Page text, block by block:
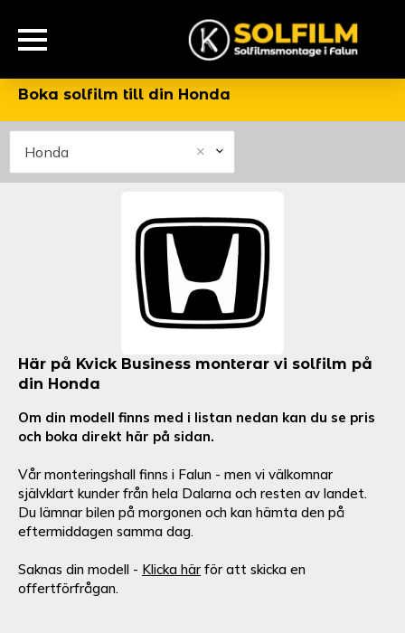
Boka solfilm till din Honda
×
Honda
Här på Kvick Business monterar vi solfilm på
din Honda
Om din modell finns med i listan nedan kan du se pris
och boka direkt här på sidan.
Vår monteringshall finns i Falun - men vi välkomnar
självklart kunder från hela Dalarna och resten av landet.
Du lämnar bilen på morgonen och kan hämta den på
eftermiddagen samma dag.
Saknas din modell - Klicka här för att skicka en
offertförfrågan.